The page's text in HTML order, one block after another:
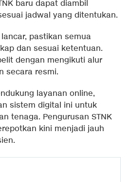
baru dapat diambil
jadwal yang ditentukan.
pastikan semua
dan sesuai ketentuan.
dengan mengikuti alur
secara resmi.
layanan online,
sistem digital ini untuk
tenaga. Pengurusan STNK
kini menjadi jauh